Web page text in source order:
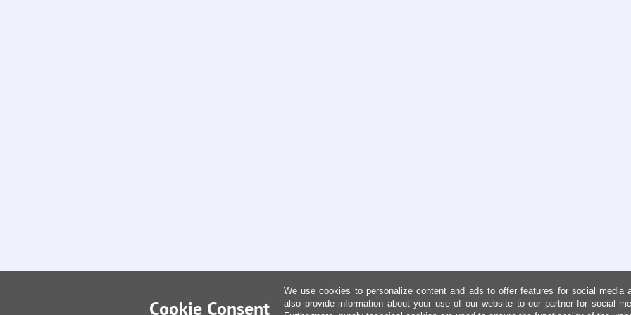
Cookie Consent
We use cookies to personalize content and ads to offer features for social media
also provide information about your use of our website to our partner for social